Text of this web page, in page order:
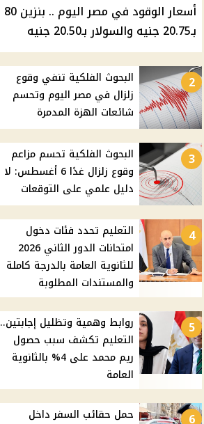
أسعار الوقود في مصر اليوم .. بنزين 80
بـ20.75 جنيه والسولار بـ20.50 جنيه
2
البحوث الفلكية تنفي وقوع
زلزال في مصر اليوم وتحسم
شائعات الهزة المدمرة
3
البحوث الفلكية تحسم مزاعم
وقوع زلزال غدًا 6 أغسطس: لا
دليل علمي على التوقعات
4
التعليم تحدد فئات دخول
امتحانات الدور الثاني 2026
للثانوية العامة بالدرجة كاملة
والمستندات المطلوبة
5
روابط وهمية وتظليل إجابتين..
التعليم تكشف سبب حصول
ريم محمد على 4% بالثانوية
العامة
6
حمل حقائب السفر داخل